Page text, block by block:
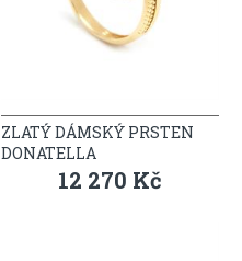
ZLATÝ DÁMSKÝ PRSTEN
DONATELLA
12 270 Kč